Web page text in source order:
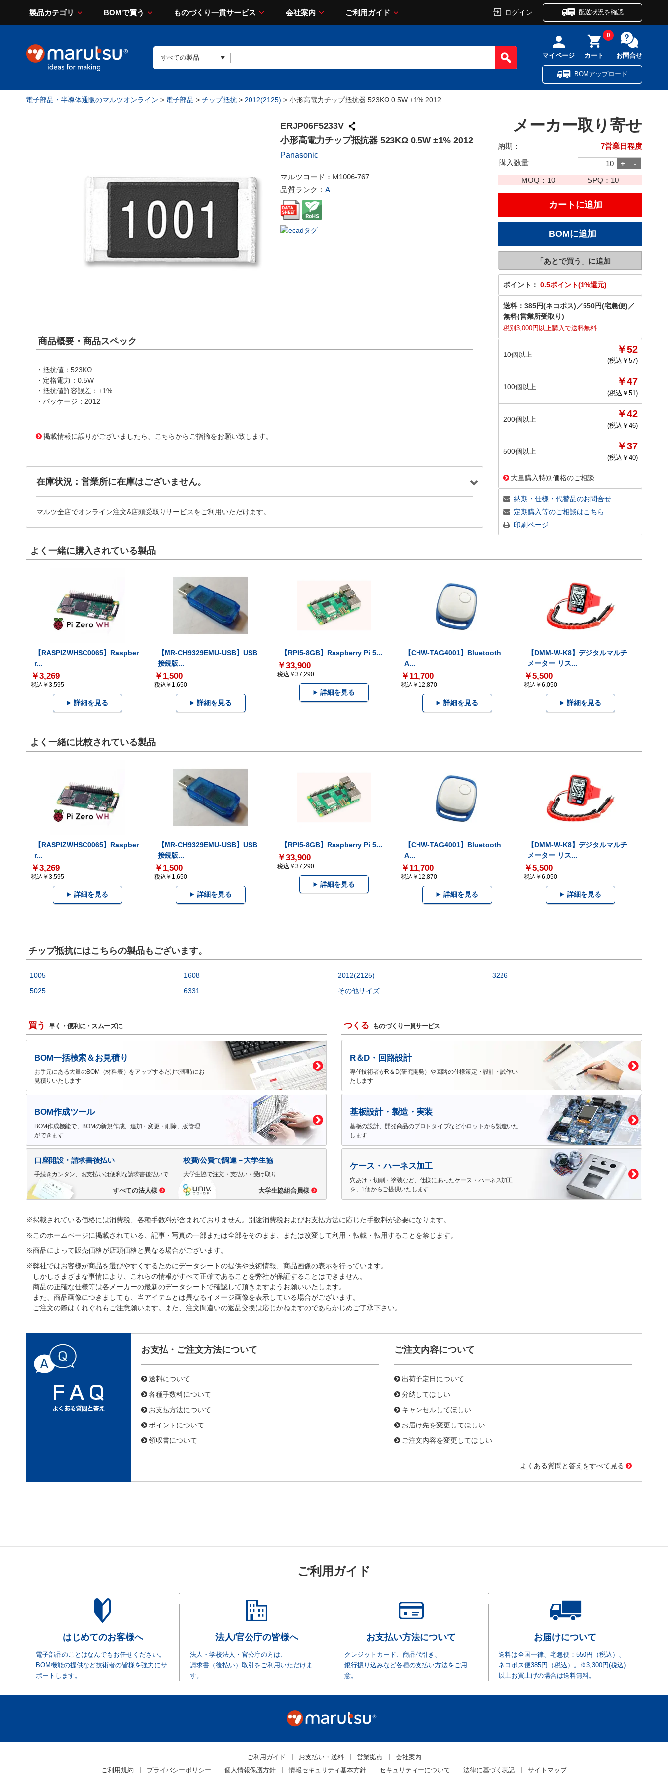
製品カテゴリ BOMで買う ものづくり一貫サービス 会社案内 ご利用ガイド ログイン 配送状況を確認
マイページ カート
0
お問合せ
BOMアップロード
電子部品・半導体通販のマルツオンライン > 電子部品 > チップ抵抗 > 2012(2125) > 小形高電力チップ抵抗器 523KΩ 0.5W ±1% 2012
ERJP06F5233V
小形高電力チップ抵抗器 523KΩ 0.5W ±1% 2012
Panasonic
マルツコード： M1006-767
品質ランク： A
メーカー取り寄せ
納期：
7営業日程度
購入数量
MOQ： 10 SPQ： 10
ポイント： 0.5ポイント(1%還元)
送料： 385円(ネコポス) ／550円(宅急便) ／
無料(営業所受取り)
税別3,000円以上購入で送料無料
10個以上 ￥52
(税込￥ 57)
100個以上 ￥47
(税込￥ 51)
200個以上 ￥42
(税込￥ 46)
500個以上 ￥37
(税込￥ 40)
大量購入特別価格のご相談
納期・仕様・代替品のお問合せ
定期購入等のご相談はこちら
印刷ページ
商品概要・商品スペック
・抵抗値：523KΩ
・定格電力：0.5W
・抵抗値許容誤差：±1%
・パッケージ：2012
掲載情報に誤りがございましたら、こちらからご指摘をお願い致します。
在庫状況：営業所に在庫はございません。
マルツ全店でオンライン注文&店頭受取りサービスをご利用いただけます。
よく一緒に購入されている製品
【RASPIZWHSC0065】Raspber
r...
￥3,269
税込￥3,595
詳細を見る
【MR-CH9329EMU-USB】USB
接続版...
￥1,500
税込￥1,650
詳細を見る
【RPI5-8GB】Raspberry Pi 5...
￥33,900
税込￥37,290
詳細を見る
【CHW-TAG4001】Bluetooth
A...
￥11,700
税込￥12,870
詳細を見る
【DMM-W-K8】デジタルマルチ
メーター リス...
￥5,500
税込￥6,050
詳細を見る
よく一緒に比較されている製品
【RASPIZWHSC0065】Raspber
r...
￥3,269
税込￥3,595
詳細を見る
【MR-CH9329EMU-USB】USB
接続版...
￥1,500
税込￥1,650
詳細を見る
【RPI5-8GB】Raspberry Pi 5...
￥33,900
税込￥37,290
詳細を見る
【CHW-TAG4001】Bluetooth
A...
￥11,700
税込￥12,870
詳細を見る
【DMM-W-K8】デジタルマルチ
メーター リス...
￥5,500
税込￥6,050
詳細を見る
チップ抵抗にはこちらの製品もございます。
1005 1608 2012(2125)
3226
5025
6331 その他サイズ
買う 早く・便利に・スムーズに
BOM一括検索＆お見積り
お手元にある大量のBOM（材料表）をアップするだけで即時にお
見積りいたします
BOM作成ツール
BOM作成機能で、BOMの新規作成、追加・変更・削除、版管理
ができます
口座開設・請求書後払い
手続きカンタン、お支払いは便利な請求書後払いで
すべての法人様
校費/公費で調達－大学生協
大学生協で注文・支払い・受け取り
大学生協組合員様
つくる ものづくり一貫サービス
R＆D・回路設計
専任技術者がR＆D(研究開発）や回路の仕様策定・設計・試作い
たします
基板設計・製造・実装
基板の設計、開発商品のプロトタイプなど小ロットから製造いた
します
ケース・ハーネス加工
穴あけ・切削・塗装など、仕様にあったケース・ハーネス加工
を、1個からご提供いたします
※掲載されている価格には消費税、各種手数料が含まれておりません。別途消費税およびお支払方法に応じた手数料が必要になります。
※このホームページに掲載されている、記事・写真の一部または全部をそのまま、または改変して利用・転載・転用することを禁じます。
※商品によって販売価格が店頭価格と異なる場合がございます。
※弊社ではお客様が商品を選びやすくするためにデータシートの提供や技術情報、商品画像の表示を行っています。
しかしさまざまな事情により、これらの情報がすべて正確であることを弊社が保証することはできません。
商品の正確な仕様等は各メーカーの最新のデータシートで確認して頂きますようお願いいたします。
また、商品画像につきましても、当アイテムとは異なるイメージ画像を表示している場合がございます。
ご注文の際はくれぐれもご注意願います。また、注文間違いの返品交換は応じかねますのであらかじめご了承下さい。
お支払・ご注文方法について
送料について
各種手数料について
お支払方法について
ポイントについて
領収書について
ご注文内容について
出荷予定日について
分納してほしい
キャンセルしてほしい
お届け先を変更してほしい
ご注文内容を変更してほしい
よくある質問と答えをすべて見る
ご利用ガイド
はじめてのお客様へ
電子部品のことはなんでもお任せください。
BOM機能の提供など技術者の皆様を強力にサ
ポートします。
法人/官公庁の皆様へ
法人・学校法人・官公庁の方は、
請求書（後払い）取引をご利用いただけま
す。
お支払い方法について
クレジットカード、商品代引き、
銀行振り込みなど各種の支払い方法をご用
意。
お届けについて
送料は全国一律、宅急便：550円（税込）、
ネコポス便385円（税込）。※3,300円(税込)
以上お買上げの場合は送料無料。
ご利用ガイド お支払い・送料 営業拠点
会社案内
ご利用規約
プライバシーポリシー 個人情報保護方針 情報セキュリティ基本方針 セキュリティーについて 法律に基づく表記 サイトマップ